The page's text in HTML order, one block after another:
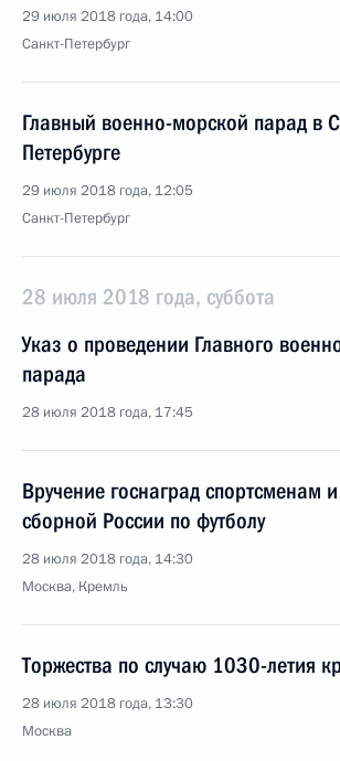
29 июля 2018 года, 14:00
Санкт-Петербург
Главный военно-морской парад в
Петербурге
29 июля 2018 года, 12:05
Санкт-Петербург
28 июля 2018 года, суббота
Указ о проведении Главного
парада
28 июля 2018 года, 17:45
Вручение госнаград спортсменам
сборной России по футболу
28 июля 2018 года, 14:30
Москва, Кремль
Торжества по случаю 1030-летия
28 июля 2018 года, 13:30
Москва